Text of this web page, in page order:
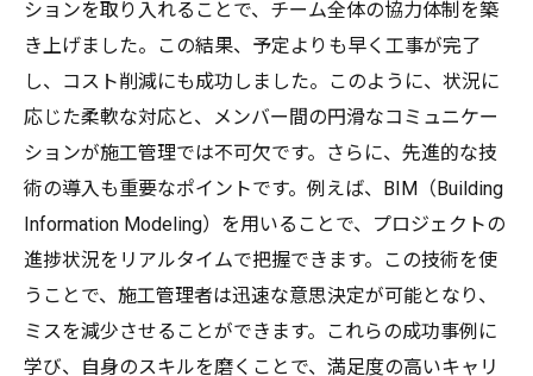
ションを取り入れることで、チーム全体の協力体制を築
き上げました。この結果、予定よりも早く工事が完了
し、コスト削減にも成功しました。このように、状況に
応じた柔軟な対応と、メンバー間の円滑なコミュニケー
ションが施工管理では不可欠です。さらに、先進的な技
術の導入も重要なポイントです。例えば、BIM（Building
Information Modeling）を用いることで、プロジェクトの
進捗状況をリアルタイムで把握できます。この技術を使
うことで、施工管理者は迅速な意思決定が可能となり、
ミスを減少させることができます。これらの成功事例に
学び、自身のスキルを磨くことで、満足度の高いキャリ